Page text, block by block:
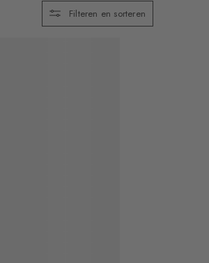
Filteren en sorteren